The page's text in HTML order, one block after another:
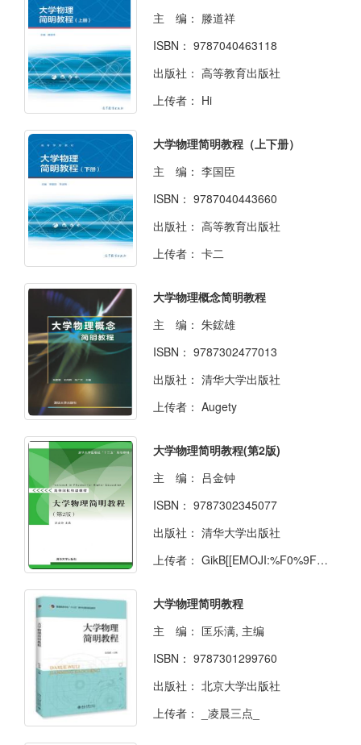
主 编： 滕道祥
ISBN： 9787040463118
出版社： 高等教育出版社
上传者： Hi
大学物理简明教程（上下册）
主 编： 李国臣
ISBN： 9787040443660
出版社： 高等教育出版社
上传者： 卡二
大学物理概念简明教程
主 编： 朱鋐雄
ISBN： 9787302477013
出版社： 清华大学出版社
上传者： Augety
大学物理简明教程(第2版)
主 编： 吕金钟
ISBN： 9787302345077
出版社： 清华大学出版社
上传者： GikB[[EMOJI:%F0%9F%92%95]]
大学物理简明教程
主 编： 匡乐满, 主编
ISBN： 9787301299760
出版社： 北京大学出版社
上传者：
_凌晨三点_